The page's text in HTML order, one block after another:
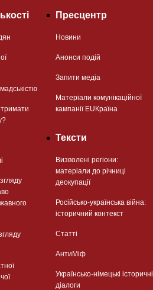
Пресцентр
Новини
Анонси подій
Запити медіа
Матеріали комунікаційної
кампанії EUКраїна
Тексти
Визволені регіони:
матеріали до річниці
деокупації
Російсько-українська війна:
історичний контекст
Статті
АнтиМіф
Українсько-німецькі історичні
діалоги